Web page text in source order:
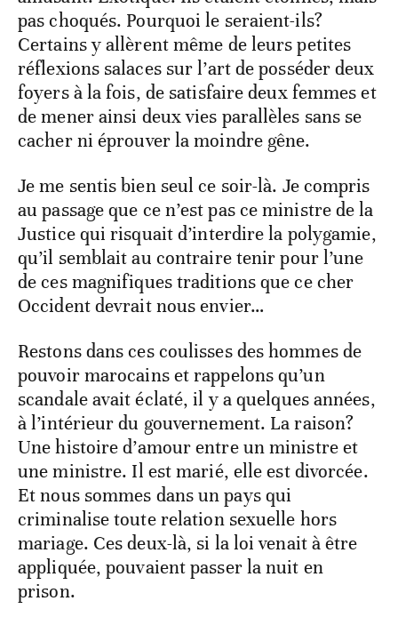
pas choqués. Pourquoi le seraient-ils?
Certains y allèrent même de leurs petites
réflexions salaces sur l’art de posséder deux
foyers à la fois, de satisfaire deux femmes et
de mener ainsi deux vies parallèles sans se
cacher ni éprouver la moindre gêne.
Je me sentis bien seul ce soir-là. Je compris
au passage que ce n’est pas ce ministre de la
Justice qui risquait d’interdire la polygamie,
qu’il semblait au contraire tenir pour l’une
de ces magnifiques traditions que ce cher
Occident devrait nous envier…
Restons dans ces coulisses des hommes de
pouvoir marocains et rappelons qu’un
scandale avait éclaté, il y a quelques années,
à l’intérieur du gouvernement. La raison?
Une histoire d’amour entre un ministre et
une ministre. Il est marié, elle est divorcée.
Et nous sommes dans un pays qui
criminalise toute relation sexuelle hors
mariage. Ces deux-là, si la loi venait à être
appliquée, pouvaient passer la nuit en
prison.